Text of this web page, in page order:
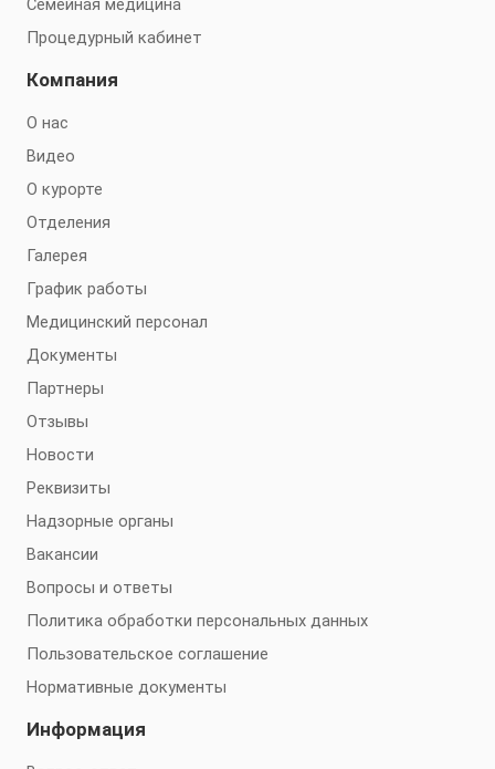
Семейная медицина
Процедурный кабинет
Компания
О нас
Видео
О курорте
Отделения
Галерея
График работы
Медицинский персонал
Документы
Партнеры
Отзывы
Новости
Реквизиты
Надзорные органы
Вакансии
Вопросы и ответы
Политика обработки персональных данных
Пользовательское соглашение
Нормативные документы
Информация